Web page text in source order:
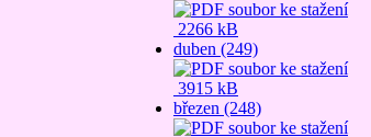
2266 kB
duben (249)
3915 kB
březen (248)